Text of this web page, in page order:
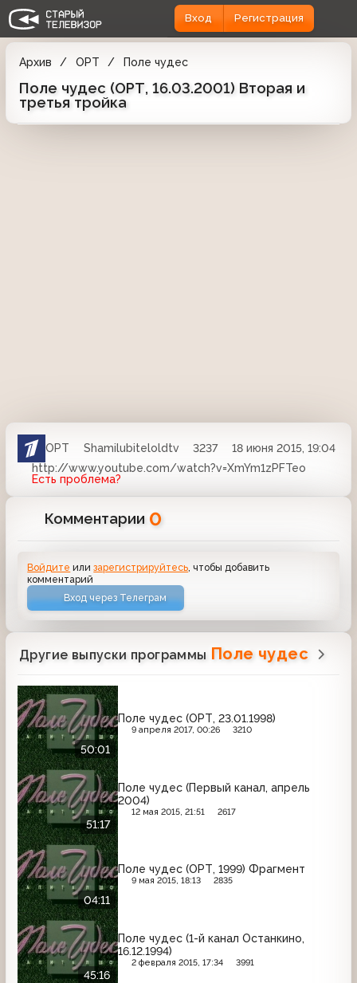
Вход Регистрация
Архив ОРТ Поле чудес
Поле чудес (ОРТ, 16.03.2001) Вторая и
третья тройка
ОРТ Shamilubiteloldtv 3237
18 июня 2015, 19:04
http://www.youtube.com/watch?v=XmYm1zPFTeo
Есть проблема?
Комментарии 0
Войдите илизарегистрируйтесь , чтобы добавить
комментарий
Вход через Телеграм
Другие выпуски программы Поле чудес
50:01
Поле чудес (ОРТ, 23.01.1998)
9 апреля 2017, 00:26 3210
51:17
Поле чудес (Первый канал, апрель
2004)
12 мая 2015, 21:51 2617
04:11
Поле чудес (ОРТ, 1999) Фрагмент
9 мая 2015, 18:13 2835
45:16
Поле чудес (1-й канал Останкино,
16.12.1994)
2 февраля 2015, 17:34 3991